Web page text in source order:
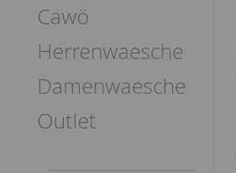
Cawö
Herrenwaesche
Damenwaesche
Outlet